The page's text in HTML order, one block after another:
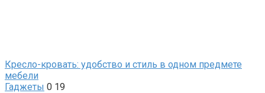
Кресло-кровать: удобство и стиль в одном предмете
мебели
Гаджеты 0 19